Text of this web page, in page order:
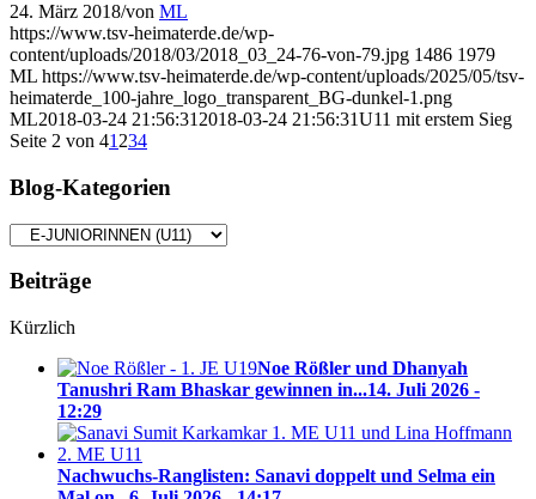
24. März 2018/von ML
https://www.tsv-heimaterde.de/wp-
content/uploads/2018/03/2018_03_24-76-von-79.jpg 1486 1979
ML https://www.tsv-heimaterde.de/wp-content/uploads/2025/05/tsv-
heimaterde_100-jahre_logo_transparent_BG-dunkel-1.png
ML2018-03-24 21:56:31 2018-03-24 21:56:31U11 mit erstem Sieg
Seite 2 von 41 234
Blog-Kategorien
Blog-
Beiträge
Kürzlich
Noe Rößler und Dhanyah
Tanushri Ram Bhaskar gewinnen in...14. Juli 2026 -
12:29
Nachwuchs-Ranglisten: Sanavi doppelt und Selma ein